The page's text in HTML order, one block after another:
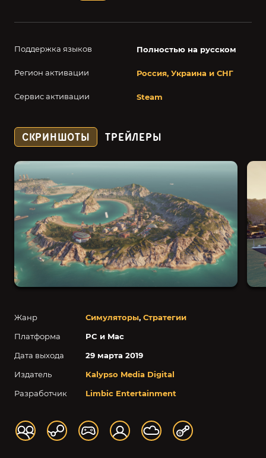
Поддержка языков Полностью на русском
Регион активации Россия, Украина и СНГ
Сервис активации Steam
Жанр Симуляторы, Стратегии
Платформа
PC и Mac
Дата выхода
29 марта 2019
Издатель
Kalypso Media Digital
Разработчик
Limbic Entertainment
СКРИНШОТЫ ТРЕЙЛЕРЫ